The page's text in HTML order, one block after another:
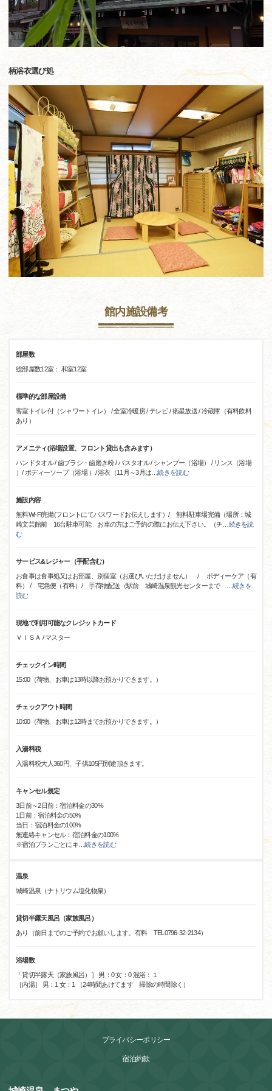
柄浴衣選び処
館内施設備考
部屋数
総部屋数12室： 和室12室
標準的な部屋設備
客室トイレ付（シャワートイレ） / 全室冷暖房 / テレビ / 衛星放送 / 冷蔵庫（有料飲料
あり）
アメニティ(浴場設置、フロント貸出も含みます）
ハンドタオル / 歯ブラシ・歯磨き粉 / バスタオル / シャンプー（浴場） / リンス（浴場
）/ ボディーソープ（浴場 ）/ 浴衣（11月～3月は …続きを読む
施設内容
無料Wi-Fi完備(フロントにてパスワードお伝えします）/ 無料駐車場完備（場所：城
崎文芸館前 16台駐車可能 お車の方はご予約の際にお伝え下さい。（チ
続きを読
む
サービス&レジャー（手配含む）
お食事は食事処又はお部屋、別個室（お選びいただけません） / ボディーケア（有
料） / 宅急便（有料）/ 手荷物配送（駅前 城崎温泉観光センターまで
…続きを
読む
現地で利用可能なクレジットカード
ＶＩＳＡ / マスター
チェックイン時間
15:00（荷物、お車は13時以降お預かりできます。）
チェックアウト時間
10:00（荷物、お車は12時までお預かりできます。）
入湯料税
入湯料税大人360円、子供105円別途頂きます。
キャンセル規定
3日前～2日前：宿泊料金の30%
1日前：宿泊料金の50%
当日：宿泊料金の100%
無連絡キャンセル：宿泊料金の100%
※宿泊プランごとにキ …続きを読む
温泉
城崎温泉（ナトリウム塩化物泉）
貸切半露天風呂（家族風呂）
あり（前日までのご予約でお願いします。有料 TEL0796-32-2134）
浴場数
「貸切半露天（家族風呂）］ 男：0 女：0 混浴：１
［内湯］ 男：1 女：1 （24時間あけてます 掃除の時間除く）
プライバシーポリシー
宿泊約款